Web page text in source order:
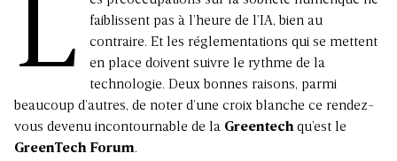
L
faiblissent pas à l’heure de l’IA, bien au
contraire. Et les réglementations qui se mettent
en place doivent suivre le rythme de la
technologie. Deux bonnes raisons, parmi
beaucoup d’autres, de noter d’une croix blanche ce rendez-
vous devenu incontournable de la Greentechqu’est le
GreenTech Forum.